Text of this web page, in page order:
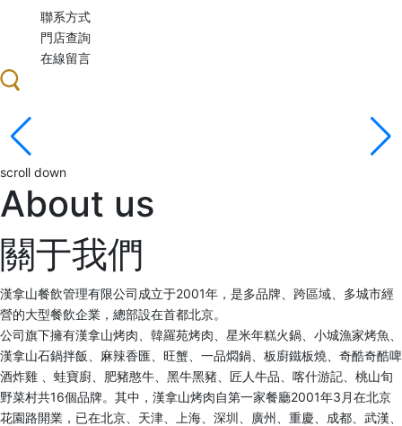
聯系方式
門店查詢
在線留言
山高客為峰 品質筑基業
企業目標：服務顧客、發展企業、造福員工、回報社會
scroll down
About us
關于我們
漢拿山餐飲管理有限公司成立于2001年，是多品牌、跨區域、多城市經
營的大型餐飲企業，總部設在首都北京。
公司旗下擁有漢拿山烤肉、韓羅苑烤肉、星米年糕火鍋、小城漁家烤魚、
漢拿山石鍋拌飯、麻辣香匯、旺蟹、一品燜鍋、板廚鐵板燒、奇酷奇酷啤
酒炸雞 、蛙寶廚、肥豬憨牛、黑牛黑豬、匠人牛品、喀什游記、桃山旬
野菜村共16個品牌。其中，漢拿山烤肉自第一家餐廳2001年3月在北京
花園路開業，已在北京、天津、上海、深圳、廣州、重慶、成都、武漢、